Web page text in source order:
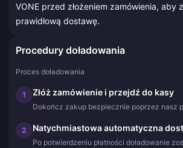
VONE przed złożeniem zamówienia, aby
prawidłową dostawę.
Procedury doładowania
Proces doładowania
1 Złóż zamówienie i przejdź do kasy
Dokończ zakup bezpiecznie poprzez nasz
2 Natychmiastowa automatyczna
Po potwierdzeniu płatności doładowanie